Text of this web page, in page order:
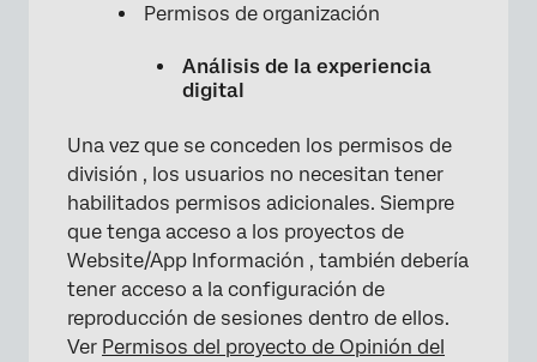
Permisos de organización
Análisis de la experiencia
digital
Una vez que se conceden los permisos de
división , los usuarios no necesitan tener
habilitados permisos adicionales. Siempre
que tenga acceso a los proyectos de
Website/App Información , también debería
tener acceso a la configuración de
reproducción de sesiones dentro de ellos.
Ver Permisos del proyecto de Opinión del